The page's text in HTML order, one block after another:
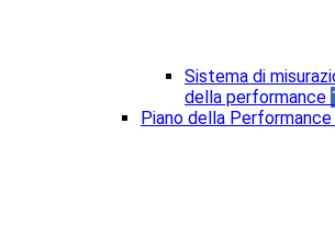
Sistema di
della performance
Piano della Performance